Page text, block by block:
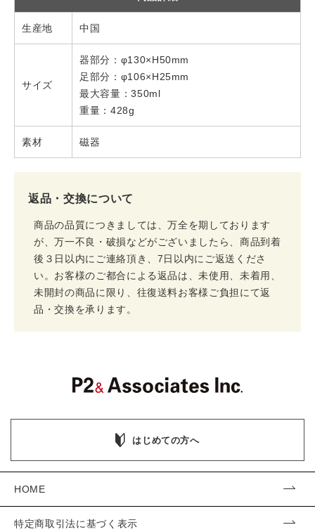
生産地 中国
サイズ
器部分：φ130×H50mm
足部分：φ106×H25mm
最大容量：350ml
重量：428g
素材 磁器
返品・交換について
商品の品質につきましては、万全を期しております
が、万一不良・破損などがございましたら、商品到着
後３日以内にご連絡頂き、7日以内にご返送くださ
い。お客様のご都合による返品は、未使用、未着用、
未開封の商品に限り、往復送料お客様ご負担にて返
品・交換を承ります。
はじめての方へ
HOME
特定商取引法に基づく表示